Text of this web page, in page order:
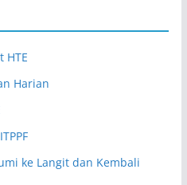
HTE
Harian
ke Langit dan Kembali